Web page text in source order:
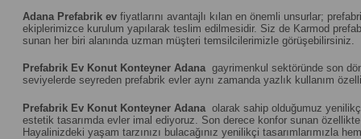
Adana Prefabrik ev fiyatlarını avantajlı kılan en önemli unsurlar;
ekiplerimizce kurulum yapılarak teslim edilmesidir. Siz de Karmod
sunan her biri alanında uzman müşteri temsilcilerimizle görüşebilirsiniz.
Prefabrik Ev Konut Konteyner Adanagayrimenkul sektöründe son
seviyelerde seyreden prefabrik evler aynı zamanda yazlık kullanım
Prefabrik Ev Konut Konteyner Adana olarak sahip olduğumuz
estetik tasarımda evler imal ediyoruz. Son derece konfor sunan
Hayalinizdeki yaşam tarzınızı bulacağınız yenilikçi tasarımlarımızla